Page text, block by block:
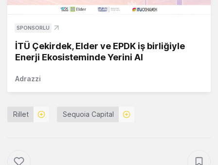
SPONSORLU
İTÜ Çekirdek, Elder ve EPDK iş birliğiyle
Enerji Ekosisteminde Yerini Al
Adrazzi
Rillet Sequoia Capital